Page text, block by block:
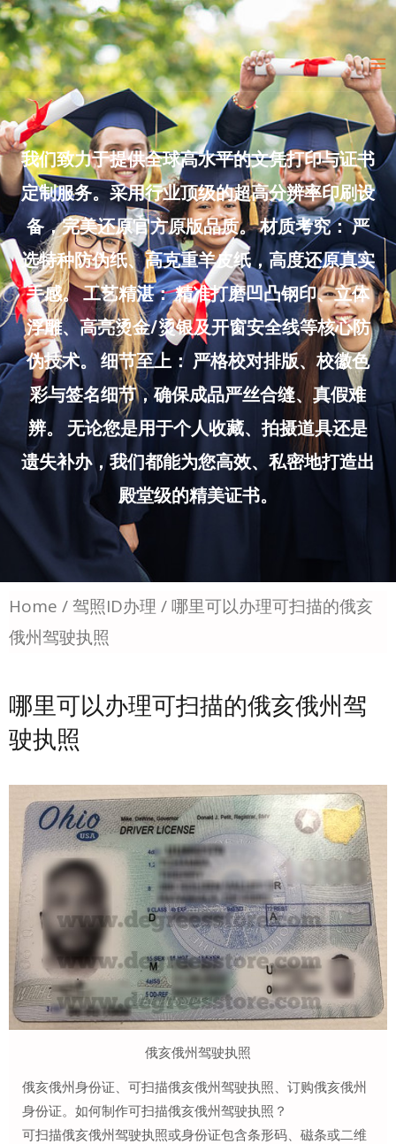
Skip
to
content
我们致力于提供全球高水平的文凭打印与证书
定制服务。采用行业顶级的超高分辨率印刷设
备，完美还原官方原版品质。 材质考究： 严
选特种防伪纸、高克重羊皮纸，高度还原真实
手感。 工艺精湛： 精准打磨凹凸钢印、立体
浮雕、高亮烫金/烫银及开窗安全线等核心防
伪技术。 细节至上： 严格校对排版、校徽色
彩与签名细节，确保成品严丝合缝、真假难
辨。 无论您是用于个人收藏、拍摄道具还是
遗失补办，我们都能为您高效、私密地打造出
殿堂级的精美证书。
Home /驾照ID办理 / 哪里可以办理可扫描的俄亥
俄州驾驶执照
哪里可以办理可扫描的俄亥俄州驾
驶执照
俄亥俄州驾驶执照
俄亥俄州身份证、可扫描俄亥俄州驾驶执照、订购俄亥俄州
身份证。如何制作可扫描俄亥俄州驾驶执照？
可扫描俄亥俄州驾驶执照或身份证包含条形码、磁条或二维